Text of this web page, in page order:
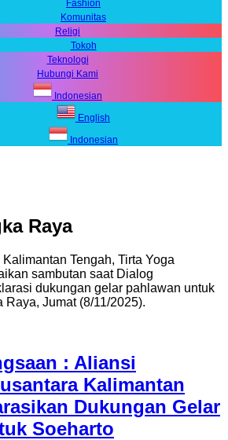
Fashion
Komunitas
Religi
Tokoh
Teknologi
Hubungi Kami
Indonesian
English
Indonesian
Raya
: Aliansi
Kalimantan
Dukungan Gelar
Soeharto